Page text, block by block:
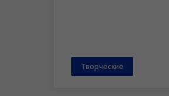
Творческие